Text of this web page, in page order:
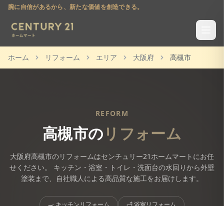
腕に自信があるから、新たな価値を創造できる。
ホーム リフォーム エリア 大阪府 高槻市
REFORM
高槻市の リフォーム
大阪府高槻市のリフォームはセンチュリー21ホームマートにお任
せください。 キッチン・浴室・トイレ・洗面台の水回りから外壁
塗装まで、自社職人による高品質な施工をお届けします。
🍳 キッチンリフォーム 🛁浴室リフォーム